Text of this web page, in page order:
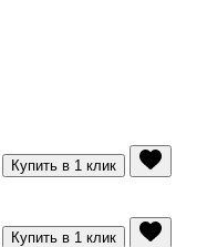
Купить в 1 клик
Купить в 1 клик